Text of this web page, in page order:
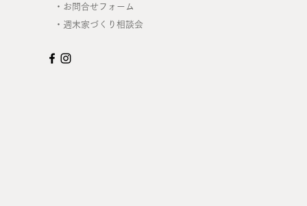
・ お問合せフォーム
・ 週末家づくり相談会